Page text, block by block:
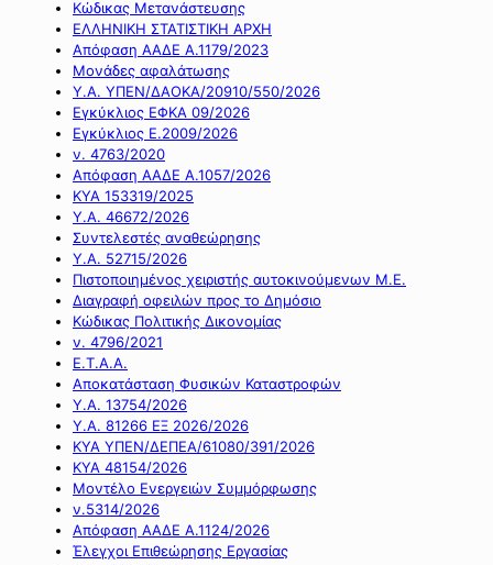
Κώδικας Μετανάστευσης
ΕΛΛΗΝΙΚΗ ΣΤΑΤΙΣΤΙΚΗ ΑΡΧΗ
Απόφαση ΑΑΔΕ Α.1179/2023
Μονάδες αφαλάτωσης
Υ.Α. ΥΠΕΝ/ΔΑΟΚΑ/20910/550/2026
Εγκύκλιος ΕΦΚΑ 09/2026
Εγκύκλιος Ε.2009/2026
ν. 4763/2020
Απόφαση ΑΑΔΕ Α.1057/2026
ΚΥΑ 153319/2025
Υ.Α. 46672/2026
Συντελεστές αναθεώρησης
Υ.Α. 52715/2026
Πιστοποιημένος χειριστής αυτοκινούμενων Μ.Ε.
Διαγραφή οφειλών προς το Δημόσιο
Κώδικας Πολιτικής Δικονομίας
ν. 4796/2021
Ε.Τ.Α.Α.
Αποκατάσταση Φυσικών Καταστροφών
Υ.Α. 13754/2026
Υ.Α. 81266 ΕΞ 2026/2026
ΚΥΑ ΥΠΕΝ/ΔΕΠΕΑ/61080/391/2026
ΚΥΑ 48154/2026
Μοντέλο Ενεργειών Συμμόρφωσης
ν.5314/2026
Απόφαση ΑΑΔΕ Α.1124/2026
Έλεγχοι Επιθεώρησης Εργασίας